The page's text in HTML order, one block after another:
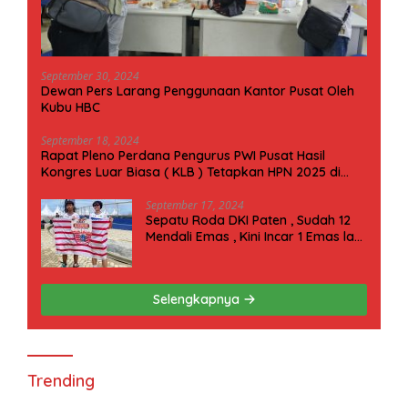
September 30, 2024
Dewan Pers Larang Penggunaan Kantor Pusat Oleh
Kubu HBC
September 18, 2024
Rapat Pleno Perdana Pengurus PWI Pusat Hasil
Kongres Luar Biasa ( KLB ) Tetapkan HPN 2025 di
September 17, 2024
Sepatu Roda DKI Paten , Sudah 12
Mendali Emas , Kini Incar 1 Emas lagi
Selengkapnya
Trending